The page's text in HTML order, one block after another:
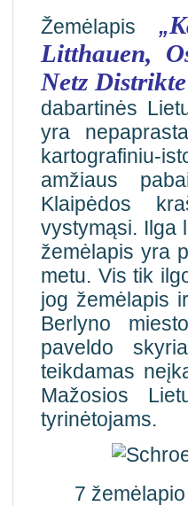
Žemėlapis „
Litthauen,
Netz Distrikte
dabartinės
yra
kartografiniu-
amžiaus
Klaipėdos
vystymąsi. Ilga
žemėlapis yra
metu. Vis tik
jog žemėlapis
Berlyno
paveldo
teikdamas
Mažosios
tyrinėtojams.
7